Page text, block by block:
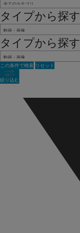
タイプから探す
タイプから探す
この条件で検索 リセット
絞り込む